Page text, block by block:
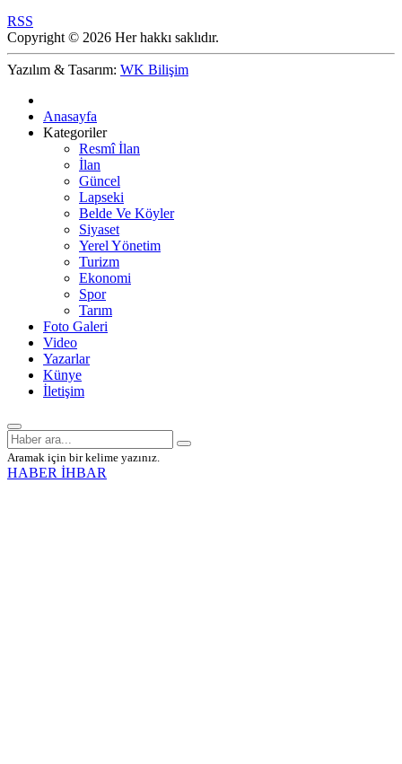
RSS
Copyright © 2026 Her hakkı saklıdır.
Yazılım & Tasarım: WK Bilişim
Anasayfa
Kategoriler
Resmî İlan
İlan
Güncel
Lapseki
Belde Ve Köyler
Siyaset
Yerel Yönetim
Turizm
Ekonomi
Spor
Tarım
Foto Galeri
Video
Yazarlar
Künye
İletişim
Aramak için bir kelime yazınız.
HABER İHBAR